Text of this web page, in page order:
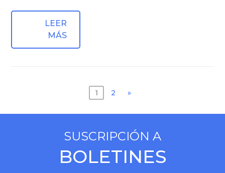
LEER
MÁS
navigation
1 2 »
SUSCRIPCIÓN A
BOLETINES